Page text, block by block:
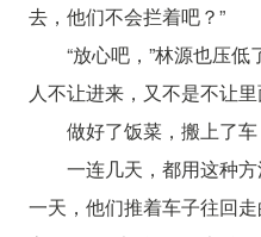
去，他们不会拦着吧？”
“放心吧，”林源也压
人不让进来，又不是不让
做好了饭菜，搬上了车
一连几天，都用这种
一天，他们推着车子往回